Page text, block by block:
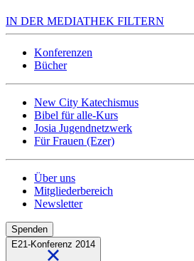
IN DER MEDIATHEK FILTERN
Konferenzen
Bücher
New City Katechismus
Bibel für alle-Kurs
Josia Jugendnetzwerk
Für Frauen (Ezer)
Über uns
Mitgliederbereich
Newsletter
Spenden
E21-Konferenz 2014